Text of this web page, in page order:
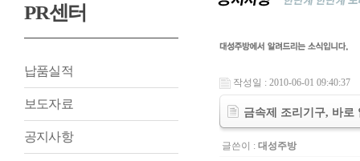
PR센터
납품실적
보도자료
공지사항
작성일 : 2010-06-01 09:40:37
금속제 조리기구, 바로
글쓴이 : 대성주방